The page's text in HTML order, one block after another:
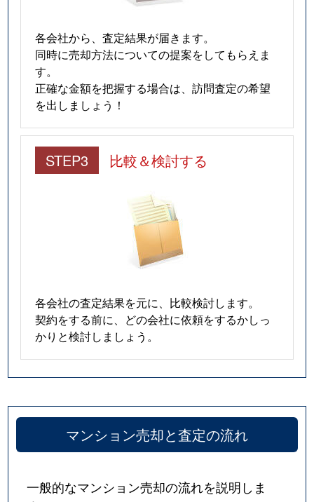
各会社から、査定結果が届きます。
同時に売却方法についての提案をしてもらえま
す。
正確な金額を把握する場合は、訪問査定の希望
を出しましょう！
STEP3 比較＆検討する
各会社の査定結果を元に、比較検討します。
契約をする前に、どの会社に依頼をするかしっ
かりと検討しましょう。
マンション売却と査定の流れ
一般的なマンション売却の流れを説明しま